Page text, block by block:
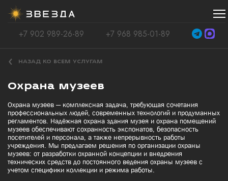
+7 902 989-26-89 +7 968 985-01-89
НАЗАД КО ВСЕМ УСЛУГАМ
Охрана музеев
Охрана музеев — комплексная задача, требующая сочетания
профессиональных людей, современных технологий и продуманных
регламентов. Надёжная охрана здания музея и охрана помещений
музеев обеспечивают сохранность экспонатов, безопасность
посетителей и персонала, а также непрерывность работы
учреждения. Мы предлагаем решения по организации охраны
музеев: от разработки охранной концепции и внедрения
технических средств до постоянного ведения охраны музеев с
учетом специфики коллекции и режима работы.